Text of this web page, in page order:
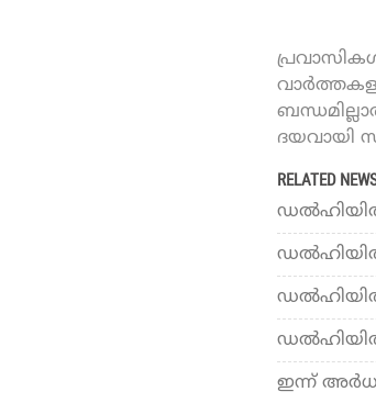
ദയവായി
RELATED
ഡ​ൽ​ഹി​യി​ൽ
ഡല്‍ഹിയില്‍
ഇന്ന്